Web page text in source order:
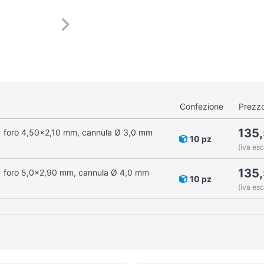
Confezione
foro 4,50x2,10 mm, cannula Ø 3,0 mm
10 pz
(iva
foro 5,0x2,90 mm, cannula Ø 4,0 mm
10 pz
(iva